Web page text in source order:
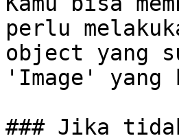
perlu
object yang
'Image' yang
### Jika tidak